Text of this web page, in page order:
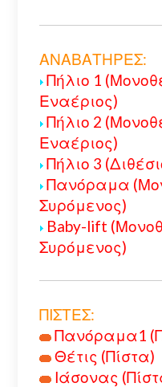
ΑΝΑΒΑΤΗΡΕΣ:
Πήλιο 1
Εναέριος)
Πήλιο 2
Εναέριος)
Πήλιο 3
Πανόραμα
Συρόμενος)
Baby-lift
Συρόμενος)
ΠΙΣΤΕΣ:
Πανόραμα1
Θέτις (Πίστα)
Ιάσονας